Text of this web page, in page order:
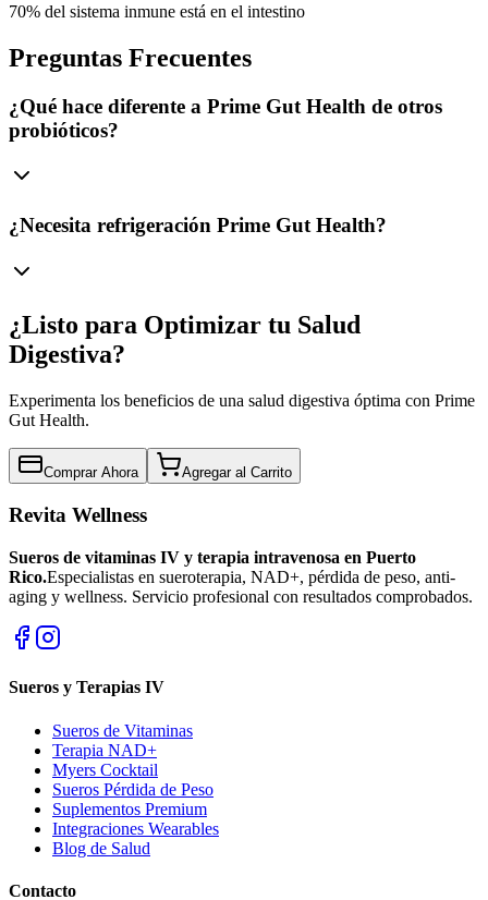
70% del sistema inmune está en el intestino
Preguntas Frecuentes
¿Qué hace diferente a Prime Gut Health de otros
probióticos?
¿Necesita refrigeración Prime Gut Health?
¿Listo para Optimizar tu Salud
Digestiva?
Experimenta los beneficios de una salud digestiva óptima con Prime
Gut Health.
Comprar Ahora Agregar al Carrito
Revita Wellness
Sueros de vitaminas IV y terapia intravenosa en Puerto
Rico.Especialistas en sueroterapia, NAD+, pérdida de peso, anti-
aging y wellness. Servicio profesional con resultados comprobados.
Sueros y Terapias IV
Sueros de Vitaminas
Terapia NAD+
Myers Cocktail
Sueros Pérdida de Peso
Suplementos Premium
Integraciones Wearables
Blog de Salud
Contacto